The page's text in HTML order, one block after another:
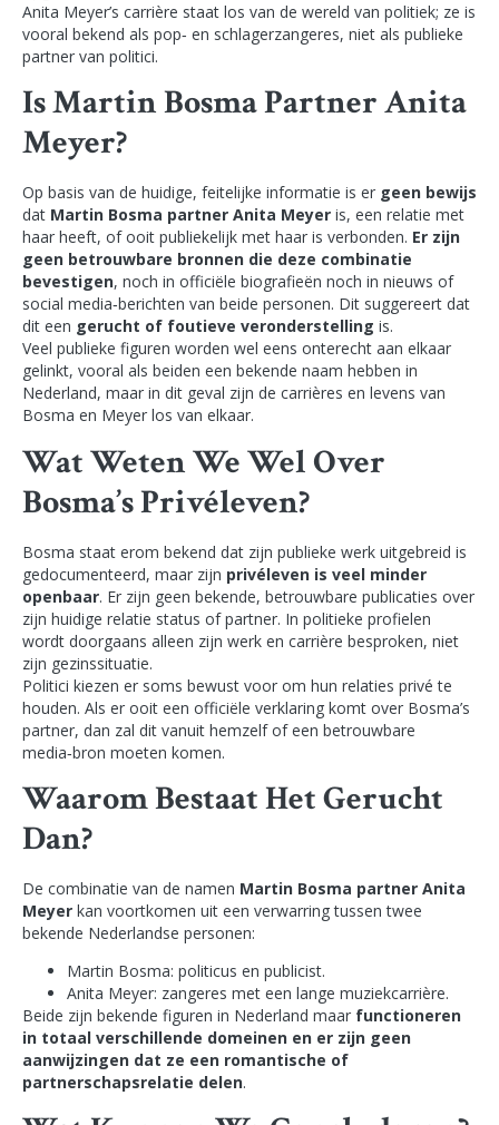
Anita Meyer’s carrière staat los van de wereld van politiek; ze is
vooral bekend als pop‑ en schlagerzangeres, niet als publieke
partner van politici.
Is Martin Bosma Partner Anita
Meyer?
Op basis van de huidige, feitelijke informatie is er geen bewijs
dat Martin Bosma partner Anita Meyer is, een relatie met
haar heeft, of ooit publiekelijk met haar is verbonden. Er zijn
geen betrouwbare bronnen die deze combinatie
bevestigen, noch in officiële biografieën noch in nieuws of
social media‑berichten van beide personen. Dit suggereert dat
dit een gerucht of foutieve veronderstelling is.
Veel publieke figuren worden wel eens onterecht aan elkaar
gelinkt, vooral als beiden een bekende naam hebben in
Nederland, maar in dit geval zijn de carrières en levens van
Bosma en Meyer los van elkaar.
Wat Weten We Wel Over
Bosma’s Privéleven?
Bosma staat erom bekend dat zijn publieke werk uitgebreid is
gedocumenteerd, maar zijn privéleven is veel minder
openbaar. Er zijn geen bekende, betrouwbare publicaties over
zijn huidige relatie status of partner. In politieke profielen
wordt doorgaans alleen zijn werk en carrière besproken, niet
zijn gezinssituatie.
Politici kiezen er soms bewust voor om hun relaties privé te
houden. Als er ooit een officiële verklaring komt over Bosma’s
partner, dan zal dit vanuit hemzelf of een betrouwbare
media‑bron moeten komen.
Waarom Bestaat Het Gerucht
Dan?
De combinatie van de namen Martin Bosma partner Anita
Meyer kan voortkomen uit een verwarring tussen twee
bekende Nederlandse personen:
Martin Bosma: politicus en publicist.
Anita Meyer: zangeres met een lange muziekcarrière.
Beide zijn bekende figuren in Nederland maar functioneren
in totaal verschillende domeinen en er zijn geen
aanwijzingen dat ze een romantische of
partnerschapsrelatie delen.